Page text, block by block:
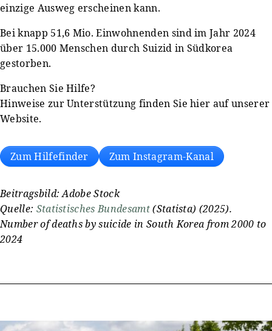
einzige Ausweg erscheinen kann.
Bei knapp 51,6 Mio. Einwohnenden sind im Jahr 2024
über 15.000 Menschen durch Suizid in Südkorea
gestorben.
Brauchen Sie Hilfe?
Hinweise zur Unterstützung finden Sie hier auf unserer
Website.
Zum Hilfefinder Zum Instagram-Kanal
Beitragsbild: Adobe Stock
Quelle: Statistisches Bundesamt(Statista) (2025).
Number of deaths by suicide in South Korea from 2000 to
2024